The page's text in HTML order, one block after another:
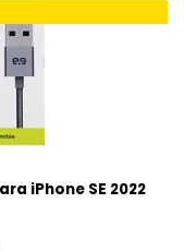
iPhone SE 2022